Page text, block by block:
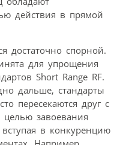
действия в прямой
достаточно спорной.
для упрощения
Short Range RF.
дальше, стандарты
пересекаются друг с
завоевания
в конкуренцию